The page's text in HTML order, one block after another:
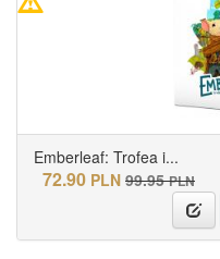
Emberleaf: Trofea i...
72.90 PLN 99.95 PLN